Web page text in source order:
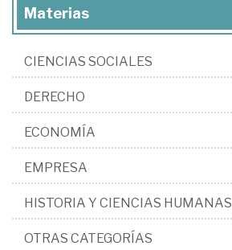
Materias
CIENCIAS SOCIALES
DERECHO
ECONOMÍA
EMPRESA
HISTORIA Y CIENCIAS HUMANAS
OTRAS CATEGORÍAS